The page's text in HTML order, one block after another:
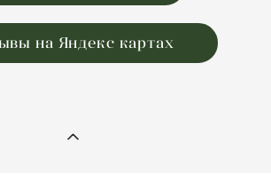
на Яндекс картах